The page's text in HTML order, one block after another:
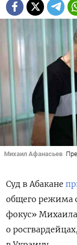
Михаил Афанасьев
Суд в Абакане
общего режима
фокус»
о